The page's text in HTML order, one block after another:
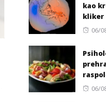
kao
kliker
06/
06/